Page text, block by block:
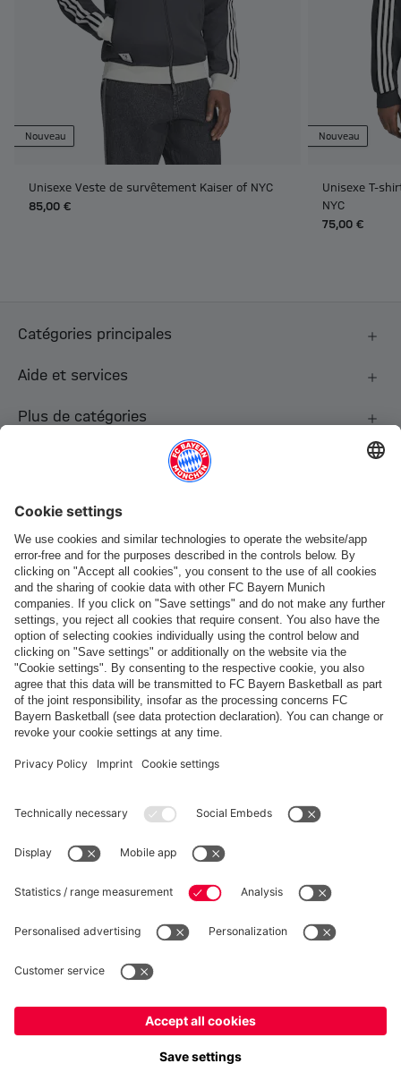
Nouveau
Unisexe Veste de survêtement Kaiser of NYC
85,00 €
Nouveau
Unisexe T-
NYC
75,00 €
Catégories principales
Aide et services
Plus de catégories
Paiement et livraison
FC Bayern Store App
RÉTRACTATION
Intimité
Paramètres des cookies
*Les prix incluent la TVA et excluent les frais d'expédition
© FC Bayern München AG
FC Bayern München AG, Säbener Str. 51-57, 81547 München
Francepour y livrer!
Mondialpour y livrer!